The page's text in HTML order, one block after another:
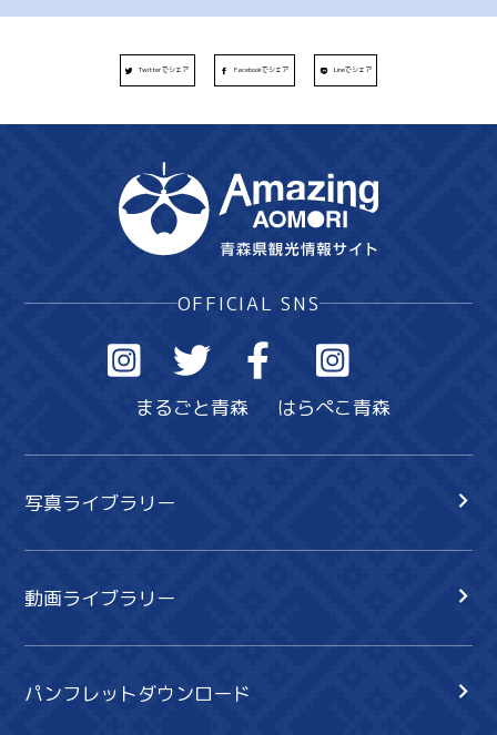
Twitterでシェア Facebookでシェア Lineでシェア
OFFICIAL SNS
まるごと青森 はらぺこ青森
写真ライブラリー
動画ライブラリー
パンフレットダウンロード